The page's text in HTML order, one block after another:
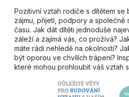
Pozitivní vztah rodiče s dítětem se
zájmu, přijetí, podpory a společně
času. Jak dát dítěti jednoduše
záleží a zajímá vás, co prožívá?
máte rádi nehledě na okolnosti?
být oporou ve chvílích trápení?
které mohou prohloubit váš vztah